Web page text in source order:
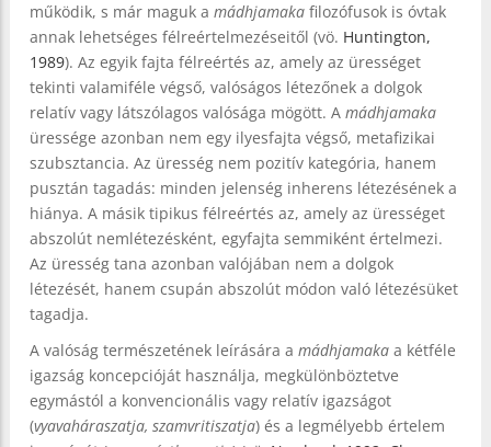
működik, s már maguk a mádhjamaka filozófusok is óvtak
annak lehetséges félreértelmezéseitől (vö. Huntington,
1989). Az egyik fajta félreértés az, amely az ürességet
tekinti valamiféle végső, valóságos létezőnek a dolgok
relatív vagy látszólagos valósága mögött. A mádhjamaka
üressége azonban nem egy ilyesfajta végső, metafizikai
szubsztancia. Az üresség nem pozitív kategória, hanem
pusztán tagadás: minden jelenség inherens létezésének a
hiánya. A másik tipikus félreértés az, amely az ürességet
abszolút nemlétezésként, egyfajta semmiként értelmezi.
Az üresség tana azonban valójában nem a dolgok
létezését, hanem csupán abszolút módon való létezésüket
tagadja.
A valóság természetének leírására a mádhjamaka a kétféle
igazság koncepcióját használja, megkülönböztetve
egymástól a konvencionális vagy relatív igazságot
(vyavaháraszatja, szamvritiszatja) és a legmélyebb értelem